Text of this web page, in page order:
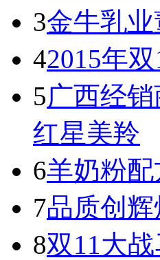
3金牛乳
42015年
5广西经
红星美羚
6羊奶粉
7品质创
8双11大